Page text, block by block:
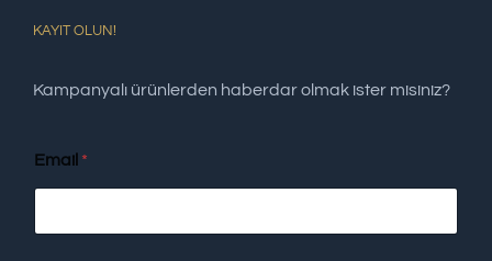
KAYIT OLUN!
Kampanyalı ürünlerden haberdar olmak ister misiniz?
Email *